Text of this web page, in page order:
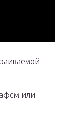
или